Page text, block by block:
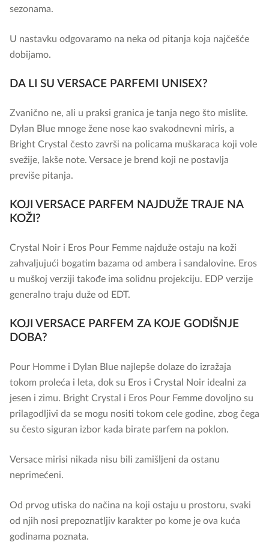
sezonama.
U nastavku odgovaramo na neka od pitanja koja najčešće
dobijamo.
DA LI SU VERSACE PARFEMI UNISEX?
Zvanično ne, ali u praksi granica je tanja nego što mislite.
Dylan Blue mnoge žene nose kao svakodnevni miris, a
Bright Crystal često završi na policama muškaraca koji vole
svežije, lakše note. Versace je brend koji ne postavlja
previše pitanja.
KOJI VERSACE PARFEM NAJDUŽE TRAJE NA
KOŽI?
Crystal Noir i Eros Pour Femme najduže ostaju na koži
zahvaljujući bogatim bazama od ambera i sandalovine. Eros
u muškoj verziji takođe ima solidnu projekciju. EDP verzije
generalno traju duže od EDT.
KOJI VERSACE PARFEM ZA KOJE GODIŠNJE
DOBA?
Pour Homme i Dylan Blue najlepše dolaze do izražaja
tokom proleća i leta, dok su Eros i Crystal Noir idealni za
jesen i zimu. Bright Crystal i Eros Pour Femme dovoljno su
prilagodljivi da se mogu nositi tokom cele godine, zbog čega
su često siguran izbor kada birate parfem na poklon.
Versace mirisi nikada nisu bili zamišljeni da ostanu
neprimećeni.
Od prvog utiska do načina na koji ostaju u prostoru, svaki
od njih nosi prepoznatljiv karakter po kome je ova kuća
godinama poznata.